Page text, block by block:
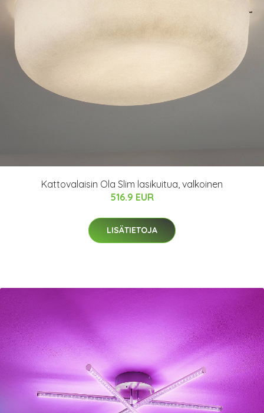
Kattovalaisin Ola Slim lasikuitua, valkoinen
516.9 EUR
LISÄTIETOJA